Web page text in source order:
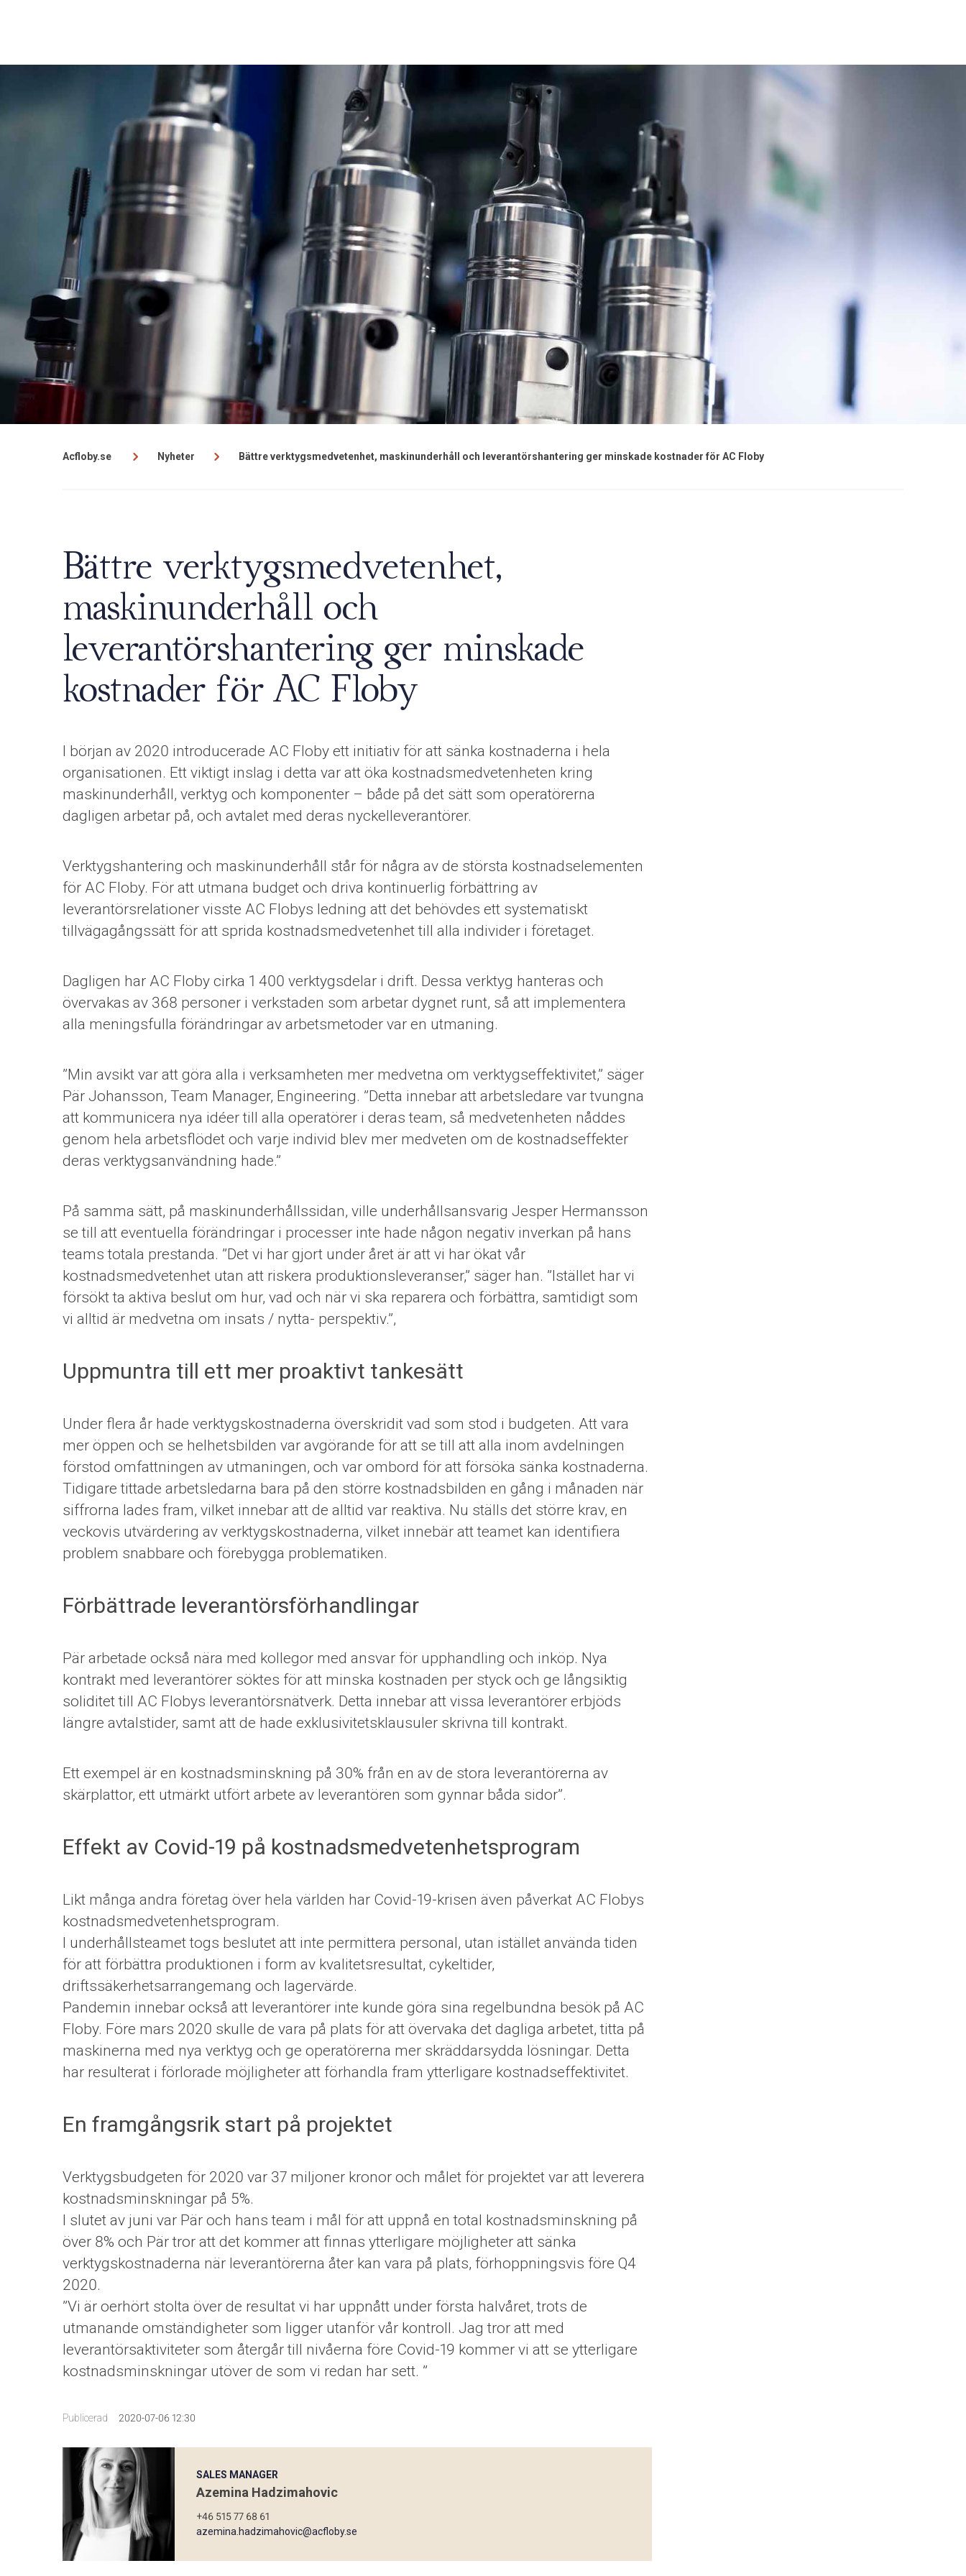
Acfloby.se Nyheter Bättre verktygsmedvetenhet, maskinunderhåll och leverantörshantering ger minskade kostnader för AC Floby
Bättre verktygsmedvetenhet,
maskinunderhåll och
leverantörshantering ger minskade
kostnader för AC Floby
I början av 2020 introducerade AC Floby ett initiativ för att sänka kostnaderna i hela
organisationen. Ett viktigt inslag i detta var att öka kostnadsmedvetenheten kring
maskinunderhåll, verktyg och komponenter – både på det sätt som operatörerna
dagligen arbetar på, och avtalet med deras nyckelleverantörer.
Verktygshantering och maskinunderhåll står för några av de största kostnadselementen
för AC Floby. För att utmana budget och driva kontinuerlig förbättring av
leverantörsrelationer visste AC Flobys ledning att det behövdes ett systematiskt
tillvägagångssätt för att sprida kostnadsmedvetenhet till alla individer i företaget.
Dagligen har AC Floby cirka 1 400 verktygsdelar i drift. Dessa verktyg hanteras och
övervakas av 368 personer i verkstaden som arbetar dygnet runt, så att implementera
alla meningsfulla förändringar av arbetsmetoder var en utmaning.
”Min avsikt var att göra alla i verksamheten mer medvetna om verktygseffektivitet,” säger
Pär Johansson, Team Manager, Engineering. ”Detta innebar att arbetsledare var tvungna
att kommunicera nya idéer till alla operatörer i deras team, så medvetenheten nåddes
genom hela arbetsflödet och varje individ blev mer medveten om de kostnadseffekter
deras verktygsanvändning hade.”
På samma sätt, på maskinunderhållssidan, ville underhållsansvarig Jesper Hermansson
se till att eventuella förändringar i processer inte hade någon negativ inverkan på hans
teams totala prestanda. ”Det vi har gjort under året är att vi har ökat vår
kostnadsmedvetenhet utan att riskera produktionsleveranser,” säger han. ”Istället har vi
försökt ta aktiva beslut om hur, vad och när vi ska reparera och förbättra, samtidigt som
vi alltid är medvetna om insats / nytta- perspektiv.”,
Uppmuntra till ett mer proaktivt tankesätt
Under flera år hade verktygskostnaderna överskridit vad som stod i budgeten. Att vara
mer öppen och se helhetsbilden var avgörande för att se till att alla inom avdelningen
förstod omfattningen av utmaningen, och var ombord för att försöka sänka kostnaderna.
Tidigare tittade arbetsledarna bara på den större kostnadsbilden en gång i månaden när
siffrorna lades fram, vilket innebar att de alltid var reaktiva. Nu ställs det större krav, en
veckovis utvärdering av verktygskostnaderna, vilket innebär att teamet kan identifiera
problem snabbare och förebygga problematiken.
Förbättrade leverantörsförhandlingar
Pär arbetade också nära med kollegor med ansvar för upphandling och inköp. Nya
kontrakt med leverantörer söktes för att minska kostnaden per styck och ge långsiktig
soliditet till AC Flobys leverantörsnätverk. Detta innebar att vissa leverantörer erbjöds
längre avtalstider, samt att de hade exklusivitetsklausuler skrivna till kontrakt.
Ett exempel är en kostnadsminskning på 30% från en av de stora leverantörerna av
skärplattor, ett utmärkt utfört arbete av leverantören som gynnar båda sidor”.
Effekt av Covid-19 på kostnadsmedvetenhetsprogram
Likt många andra företag över hela världen har Covid-19-krisen även påverkat AC Flobys
kostnadsmedvetenhetsprogram.
I underhållsteamet togs beslutet att inte permittera personal, utan istället använda tiden
för att förbättra produktionen i form av kvalitetsresultat, cykeltider,
driftssäkerhetsarrangemang och lagervärde.
Pandemin innebar också att leverantörer inte kunde göra sina regelbundna besök på AC
Floby. Före mars 2020 skulle de vara på plats för att övervaka det dagliga arbetet, titta på
maskinerna med nya verktyg och ge operatörerna mer skräddarsydda lösningar. Detta
har resulterat i förlorade möjligheter att förhandla fram ytterligare kostnadseffektivitet.
En framgångsrik start på projektet
Verktygsbudgeten för 2020 var 37 miljoner kronor och målet för projektet var att leverera
kostnadsminskningar på 5%.
I slutet av juni var Pär och hans team i mål för att uppnå en total kostnadsminskning på
över 8% och Pär tror att det kommer att finnas ytterligare möjligheter att sänka
verktygskostnaderna när leverantörerna åter kan vara på plats, förhoppningsvis före Q4
2020.
”Vi är oerhört stolta över de resultat vi har uppnått under första halvåret, trots de
utmanande omständigheter som ligger utanför vår kontroll. Jag tror att med
leverantörsaktiviteter som återgår till nivåerna före Covid-19 kommer vi att se ytterligare
kostnadsminskningar utöver de som vi redan har sett. ”
Publicerad 2020-07-06 12:30
SALES MANAGER
Azemina Hadzimahovic
+46 515 77 68 61
azemina.hadzimahovic@acfloby.se